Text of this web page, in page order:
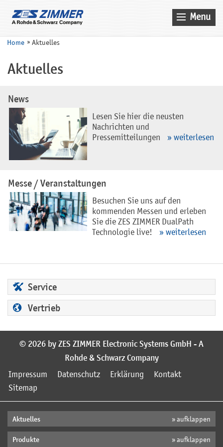
Menu
Home
Anwendungen
Unternehmen
Kontakt
Suche
Vertrieb
Home Aktuelles
Aktuelles
News
Lesen Sie hier die neusten
Nachrichten und
Pressemitteilungen
» weiterlesen
Messe / Veranstaltungen
Besuchen Sie uns auf den
kommenden Messen und erleben
Sie die ZES ZIMMER DualPath
Technologie live!
» weiterlesen
Service
Vertrieb
© 2026 by ZES ZIMMER Electronic Systems GmbH - A
Rohde & Schwarz Company
Impressum
Datenschutz Erklärung
Kontakt
Sitemap
Aktuelles » aufklappen
Produkte » aufklappen